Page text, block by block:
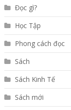
Đọc gì?
Học Tập
Phong cách đọc
Sách
Sách Kinh Tế
Sách mới